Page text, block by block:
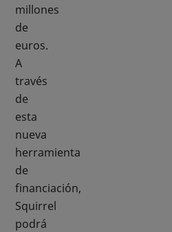
millones
de
euros.
A
través
de
esta
nueva
herramienta
de
financiación,
Squirrel
podrá